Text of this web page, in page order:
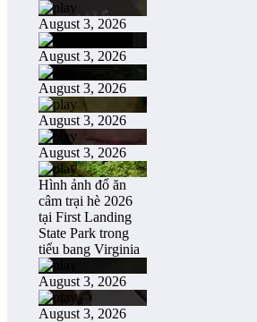
August 3, 2026
August 3, 2026
August 3, 2026
August 3, 2026
August 3, 2026
Hình ảnh đổ ăn
câm trại hè 2026
tại First Landing
State Park trong
tiểu bang Virginia
August 3, 2026
August 3, 2026